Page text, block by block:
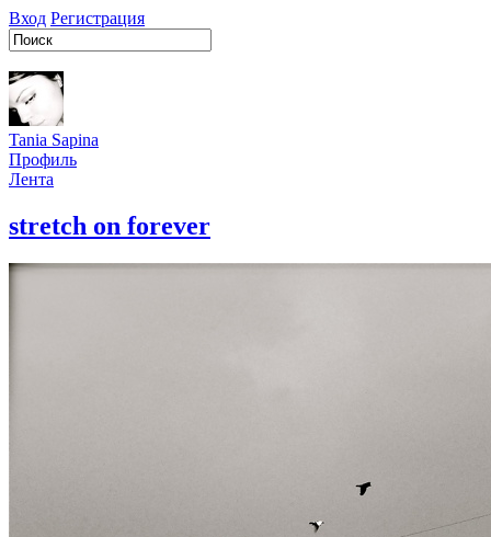
Вход Регистрация
Tania Sapina
Профиль
Лента
stretch on forever